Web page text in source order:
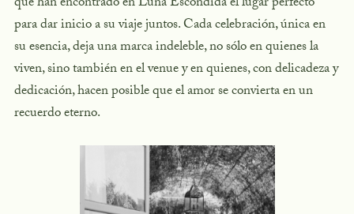
para dar inicio a su viaje juntos. Cada celebración, única en
su esencia, deja una marca indeleble, no sólo en quienes la
viven, sino también en el venue y en quienes, con delicadeza y
dedicación, hacen posible que el amor se convierta en un
recuerdo eterno.